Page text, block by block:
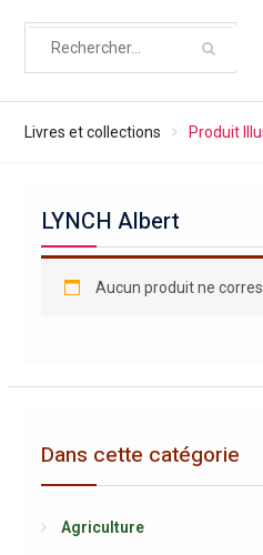
Livres et collections Produit
LYNCH Albert
Aucun produit ne
Dans cette catégorie
Agriculture